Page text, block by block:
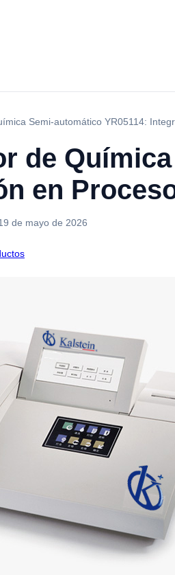
Semi-automático YR05114:
de
en
de mayo de 2026